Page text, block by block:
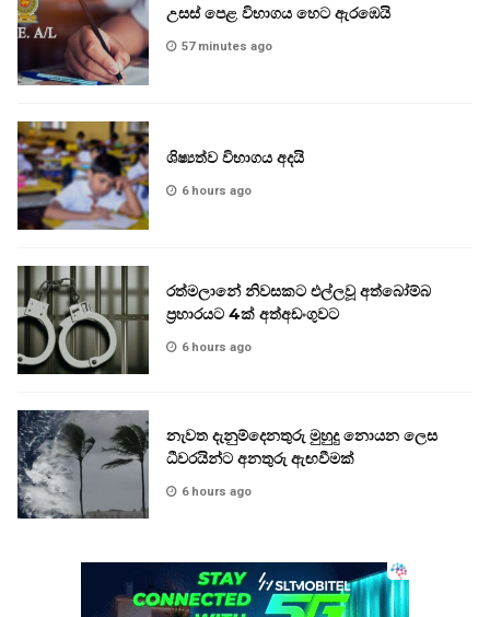
උසස් පෙළ විභාගය හෙට ඇරඹෙයි
57 minutes ago
ශිෂ්‍යත්ව විභාගය අදයි
6 hours ago
රත්මලානේ නිවසකට එල්ලවූ අත්බෝම්බ
ප්‍රහාරයට 4ක් අත්අඩංගුවට
6 hours ago
නැවත දැනුම්දෙනතුරු මුහුදු නොයන ලෙස
ධීවරයින්ට අනතුරු ඇඟවීමක්
6 hours ago